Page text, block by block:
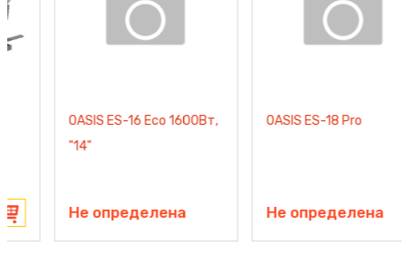
OASIS ES-16 Eco 1600Вт,
Не определена
OASIS ES-18 Pro
Не определена